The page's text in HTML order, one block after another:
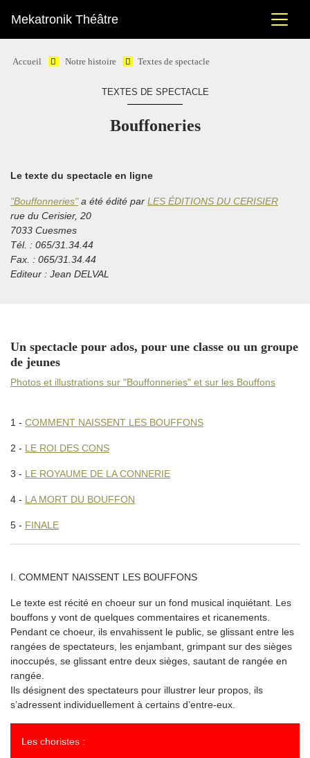
Mekatronik Théâtre
Accueil Notre histoire Textes de spectacle
TEXTES DE SPECTACLE
Bouffoneries
Le texte du spectacle en ligne
"Bouffonneries"a été édité par LES ÉDITIONS DU CERISIER
rue du Cerisier, 20
7033 Cuesmes
Tél. : 065/31.34.44
Fax. : 065/31.34.44
Editeur : Jean DELVAL
Un spectacle pour ados, pour une classe ou un groupe
de jeunes
Photos et illustrations sur "Bouffonneries" et sur les Bouffons
1 - COMMENT NAISSENT LES BOUFFONS
2 - LE ROI DES CONS
3 - LE ROYAUME DE LA CONNERIE
4 - LA MORT DU BOUFFON
5 - FINALE
I. COMMENT NAISSENT LES BOUFFONS
Le texte est récité en choeur sur un fond musical inquiétant. Les
bouffons y vont de quelques commentaires et ricanements.
Pendant ce choeur, ils envahissent le public, se glissant entre les
rangées de spectateurs, les enjambant, grimpant sur des sièges
inoccupés, se glissant entre deux sièges, sautant de rangée en
rangée.
Ils désignent des spectateurs pour illustrer leur propos, ils
s’adressent individuellement à certains d’entre-eux.
Les choristes :